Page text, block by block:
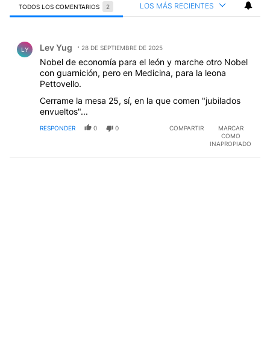
TODOS LOS COMENTARIOS 2 LOS MÁS RECIENTES
LY Lev Yug 28 DE SEPTIEMBRE DE 2025
Nobel de economía para el león y marche otro Nobel
con guarnición, pero en Medicina, para la leona
Pettovello.
Cerrame la mesa 25, sí, en la que comen "jubilados
envueltos"...
RESPONDER 0 0 COMPARTIR
MARCAR
COMO
INAPROPIADO